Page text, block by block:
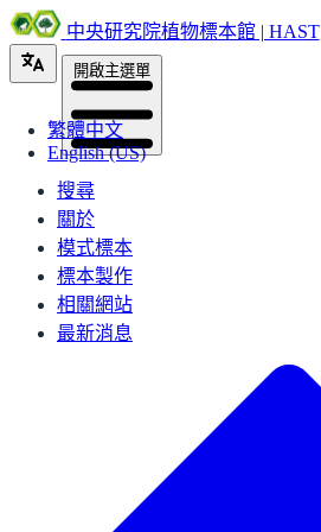
中央研究院植物標本館 | HAST
繁體中文
English (US)
開啟主選單
搜尋
關於
模式標本
標本製作
相關網站
最新消息